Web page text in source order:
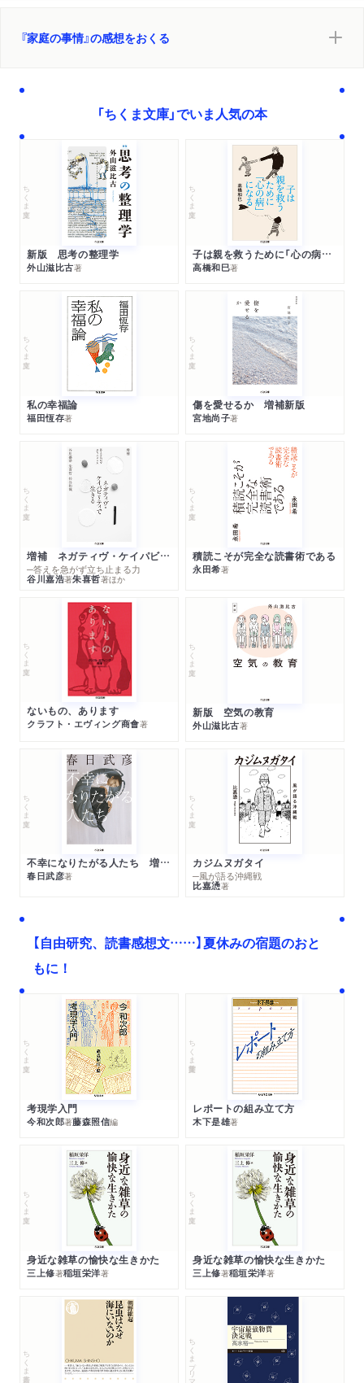
『家庭の事情』の感想をおくる
「ちくま文庫」でいま人気の本
ちくま文庫
新版 思考の整理学
外山滋比古著
ちくま文庫
子は親を救うために「心の病」になる
高橋和巳著
ちくま文庫
私の幸福論
福田恆存著
ちくま文庫
傷を愛せるか 増補新版
宮地尚子著
ちくま文庫
増補 ネガティヴ・ケイパビリティで生きる
─答えを急がず立ち止まる力
谷川嘉浩著朱喜哲著ほか
ちくま文庫
積読こそが完全な読書術である
永田希著
ちくま文庫
ないもの、あります
クラフト・エヴィング商會著
ちくま文庫
新版 空気の教育
外山滋比古著
ちくま文庫
不幸になりたがる人たち 増補新版
春日武彦著
ちくま文庫
カジムヌガタイ
─風が語る沖縄戦
比嘉慂著
【自由研究、読書感想文……】夏休みの宿題のおと
もに！
ちくま文庫
考現学入門
今和次郎著藤森照信編
ちくま学芸文庫
レポートの組み立て方
木下是雄著
ちくま文庫
身近な雑草の愉快な生きかた
三上修著稲垣栄洋著
ちくま文庫
身近な雑草の愉快な生きかた
三上修著稲垣栄洋著
ちくま新書 ちくまプリマー新書